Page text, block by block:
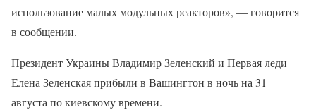
использование малых модульных реакторов», — говорится
в сообщении.
Президент Украины Владимир Зеленский и Первая леди
Елена Зеленская прибыли в Вашингтон в ночь на 31
августа по киевскому времени.